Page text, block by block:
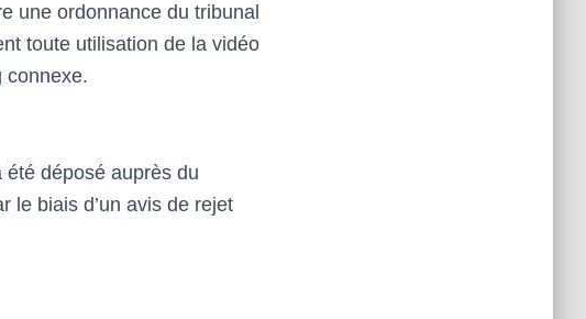
une ordonnance du tribunal
toute utilisation de la vidéo
connexe.
déposé auprès du
le biais d’un avis de rejet